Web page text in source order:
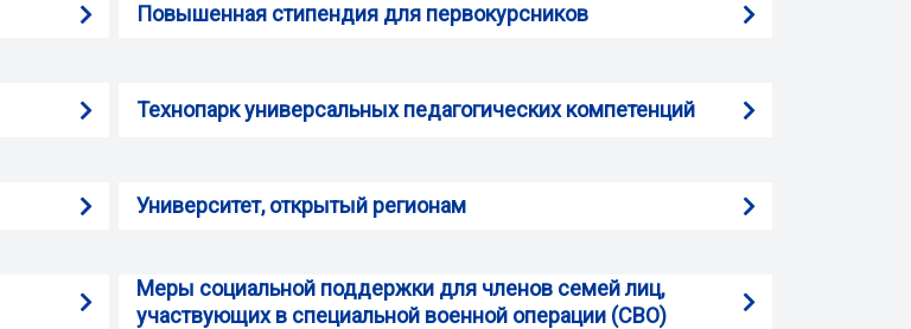
Повышенная стипендия для первокурсников
Технопарк универсальных педагогических компетенций
Университет, открытый регионам
Меры социальной поддержки для членов семей лиц,
участвующих в специальной военной операции (СВО)